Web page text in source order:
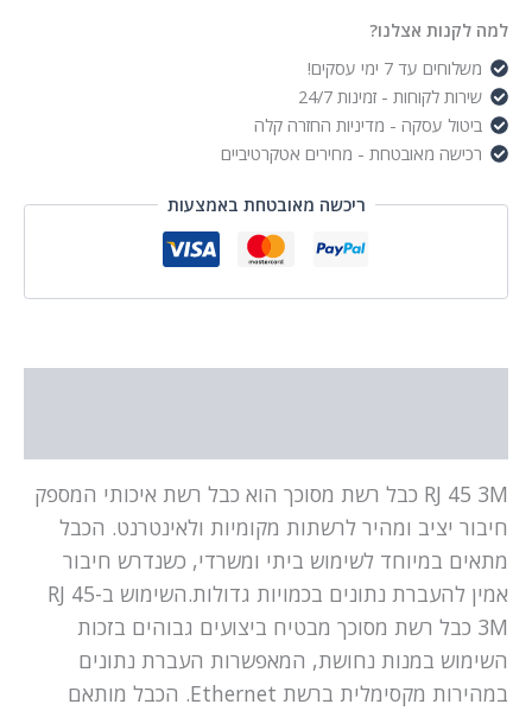
למה לקנות אצלנו?
משלוחים עד 7 ימי עסקים!
שירות לקוחות - זמינות 24/7
ביטול עסקה - מדיניות החזרה קלה
רכישה מאובטחת - מחירים אטקרטיביים
ריכשה מאובטחת באמצעות
RJ 45 3M כבל רשת מסוכך הוא כבל רשת איכותי המספק
חיבור יציב ומהיר לרשתות מקומיות ולאינטרנט. הכבל
מתאים במיוחד לשימוש ביתי ומשרדי, כשנדרש חיבור
אמין להעברת נתונים בכמויות גדולות.השימוש ב-RJ 45
3M כבל רשת מסוכך מבטיח ביצועים גבוהים בזכות
השימוש במנות נחושת, המאפשרות העברת נתונים
במהירות מקסימלית ברשת Ethernet. הכבל מותאם